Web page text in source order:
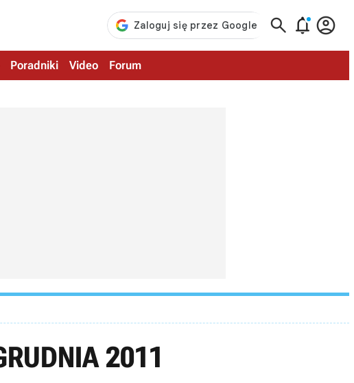
  
Poradniki Video Forum
2011